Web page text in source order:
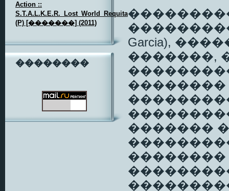
Action ::
S.T.A.L.K.E.R._Lost_World_Requital
(P) [�������] (2011)
��������
����������
Garcia),
�������,
�������
��������